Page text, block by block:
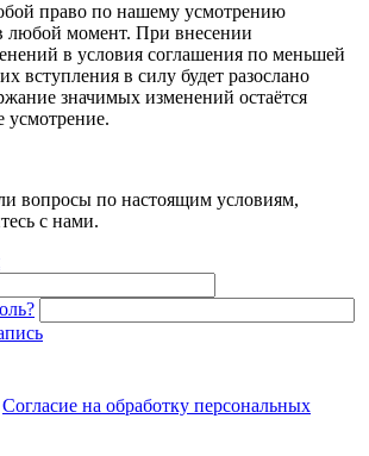
право по нашему усмотрению
любой момент. При внесении
в условия соглашения по меньшей
вступления в силу будет разослано
значимых изменений остаётся
усмотрение.
вопросы по настоящим условиям,
с нами.
Согласие на обработку персональных